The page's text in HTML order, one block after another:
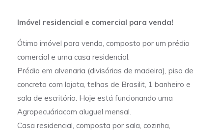
Imóvel residencial e comercial para venda!
Ótimo imóvel para venda, composto por um prédio
comercial e uma casa residencial.
Prédio em alvenaria (divisórias de madeira), piso de
concreto com lajota, telhas de Brasilit, 1 banheiro e
sala de escritório. Hoje está funcionando uma
Agropecuáriacom aluguel mensal.
Casa residencial, composta por sala, cozinha,